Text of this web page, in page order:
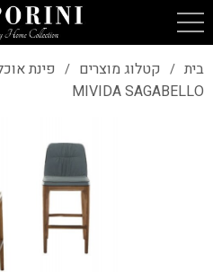
בית / קטלוג מוצרים / פינת
MIVIDA SAGABELLO